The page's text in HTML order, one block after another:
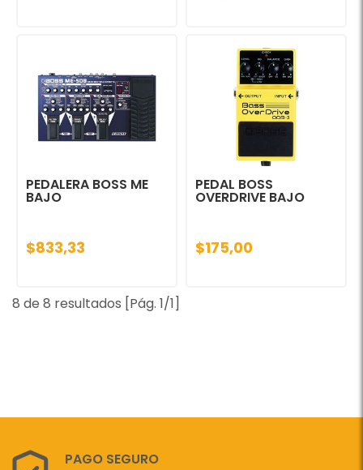
PEDALERA BOSS ME
BAJO
$833,33
PEDAL BOSS
OVERDRIVE BAJO
$175,00
8 de 8 resultados [Pág. 1/1]
PAGO SEGURO